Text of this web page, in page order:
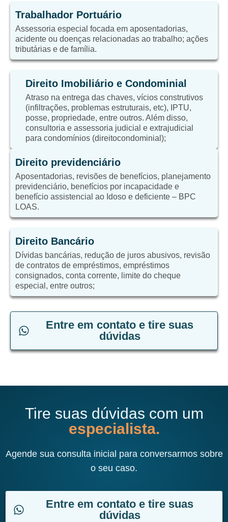
Trabalhador Portuário
Assessoria especial focada em aposentadorias,
acidente ou doenças relacionadas ao trabalho; ações
tributárias e de família.
Direito Imobiliário e Condominial
Atraso na entrega das chaves, vícios construtivos
(infiltrações, problemas estruturais, etc), IPTU,
posse, propriedade, entre outros. Além disso,
consultoria e assessoria judicial e extrajudicial
para condomínios (direitocondominial);
Direito previdenciário
Aposentadorias, revisões de benefícios, planejamento
previdenciário, benefícios por incapacidade e
benefício assistencial ao Idoso e deficiente – BPC
LOAS.
Direito Bancário
Dívidas bancárias, redução de juros abusivos, revisão
de contratos de empréstimos, empréstimos
consignados, conta corrente, limite do cheque
especial, entre outros;
Entre em contato e tire suas
dúvidas
Tire suas dúvidas com um
especialista.
Agende sua consulta inicial para conversarmos sobre
o seu caso.
Entre em contato e tire suas
dúvidas